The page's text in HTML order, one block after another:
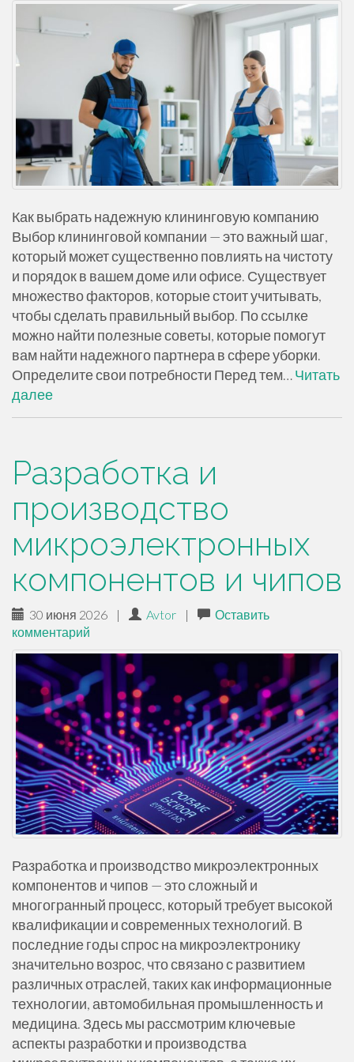
Как выбрать надежную клининговую компанию
Выбор клининговой компании — это важный шаг,
который может существенно повлиять на чистоту
и порядок в вашем доме или офисе. Существует
множество факторов, которые стоит учитывать,
чтобы сделать правильный выбор. По ссылке
можно найти полезные советы, которые помогут
вам найти надежного партнера в сфере уборки.
Определите свои потребности Перед тем…Читать
далее
Разработка и
производство
микроэлектронных
компонентов и чипов
30 июня 2026 | Avtor |
Оставить
комментарий
Разработка и производство микроэлектронных
компонентов и чипов — это сложный и
многогранный процесс, который требует высокой
квалификации и современных технологий. В
последние годы спрос на микроэлектронику
значительно возрос, что связано с развитием
различных отраслей, таких как информационные
технологии, автомобильная промышленность и
медицина. Здесь мы рассмотрим ключевые
аспекты разработки и производства